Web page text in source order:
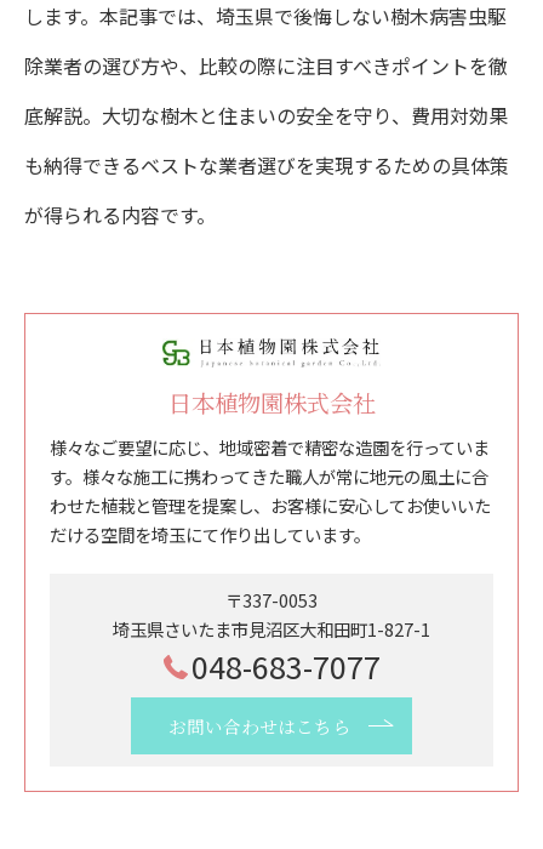
します。本記事では、埼玉県で後悔しない樹木病害虫駆
除業者の選び方や、比較の際に注目すべきポイントを徹
底解説。大切な樹木と住まいの安全を守り、費用対効果
も納得できるベストな業者選びを実現するための具体策
が得られる内容です。
日本植物園株式会社
様々なご要望に応じ、地域密着で精密な造園を行っていま
す。様々な施工に携わってきた職人が常に地元の風土に合
わせた植栽と管理を提案し、お客様に安心してお使いいた
だける空間を埼玉にて作り出しています。
〒337-0053
埼玉県さいたま市見沼区大和田町1-827-1
048-683-7077
お問い合わせはこちら